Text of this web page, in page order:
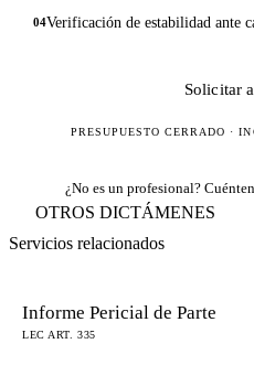
04Verificación de estabilidad ante
Solicitar
PRESUPUESTO CERRADO ·
¿No es un profesional?
OTROS DICTÁMENES
Servicios relacionados
Informe Pericial de Parte
LEC ART. 335